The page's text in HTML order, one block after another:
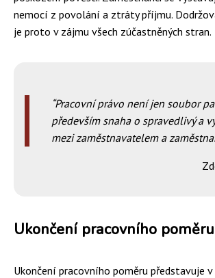
nemocí z povolání a ztráty příjmu.
je proto v zájmu všech zúčastněných stran.
Pracovní právo není jen soubor
především snaha o spravedlivý a
mezi zaměstnavatelem a
Ukončení pracovního poměru
Ukončení pracovního poměru představuje